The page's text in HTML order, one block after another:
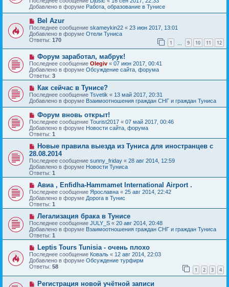
и
е
б
щ
е
н
и
е
о
е
с
о
б
щ
и
е
Добавлено в форуме Работа, образование в Тунисе
Н
о
в
о
е
с
о
о
б
щ
е
н
и
е
Bel Azur
Последнее сообщение skameykin22 « 23 июн 2017, 13:01
Добавлено в форуме Отели Туниса
Ответы: 170 1 9 10 11 12
Н
о
в
о
е
с
о
о
б
щ
е
н
и
е
Форум заработал, мабрук!
Последнее сообщение Olegiv « 07 июн 2017, 00:41
Добавлено в форуме Обсуждение сайта, форума
Ответы: 3
Н
о
в
е
с
о
о
б
щ
е
н
и
е
Как сейчас в Тунисе?
Последнее сообщение Tsvetik « 13 май 2017, 20:31
Добавлено в форуме Взаимоотношения граждан СНГ и граждан Туниса
Н
о
в
о
е
с
о
о
б
щ
е
и
е
Форум вновь открыт!
Последнее сообщение Tourist2017 « 07 май 2017, 00:46
Добавлено в форуме Новости сайта, форума
Ответы: 1
Н
о
в
о
е
с
о
б
щ
е
и
е
Новые правила выезда из Туниса для иностранцев с
28.08.2014
Последнее сообщение sunny_friday « 28 авг 2014, 12:59
Добавлено в форуме Новости Туниса
Ответы: 1
Н
о
в
о
е
с
о
о
б
щ
е
н
и
е
Авиа , Enfidha-Hammamet International Airport .
Последнее сообщение Ярославна « 25 авг 2014, 22:42
Добавлено в форуме Дорога в Тунис
Ответы: 1
Н
о
в
о
е
с
о
о
б
щ
е
н
Легализация брака в Тунисе
Последнее сообщение JULY_S « 20 авг 2014, 20:48
Добавлено в форуме Взаимоотношения граждан СНГ и граждан Туниса
Ответы: 1
Н
о
в
о
с
Leptis Tours Tunisia - очень плохо
Последнее сообщение Коваль « 12 авг 2014, 22:03
Добавлено в форуме Обсуждение турфирм
Ответы: 58 1 2 3 4
НРегистрация новой учётной записи